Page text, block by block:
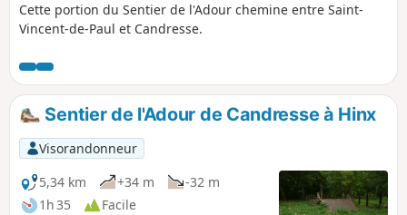
Cette portion du Sentier de l'Adour chemine entre Saint-
Vincent-de-Paul et Candresse.
Sentier de l'Adour de Candresse à Hinx
Visorandonneur
5,34 km
+34 m
-32 m
1h 35
Facile